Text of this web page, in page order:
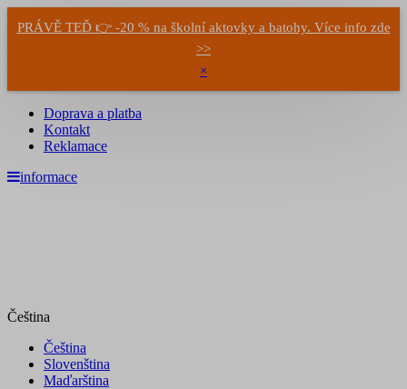
PRÁVĚ TEĎ 👉 -20 % na školní aktovky a batohy. Více info zde
>>
×
Doprava a platba
Kontakt
Reklamace
informace
Čeština
Čeština
Slovenština
Maďarština